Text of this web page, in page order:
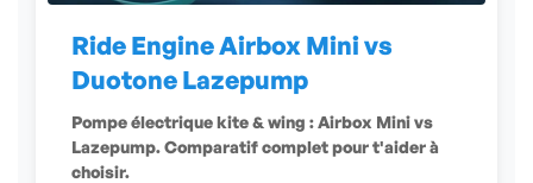
Ride Engine Airbox Mini vs
Duotone Lazepump
Pompe électrique kite & wing : Airbox Mini vs
Lazepump. Comparatif complet pour t'aider à
choisir.